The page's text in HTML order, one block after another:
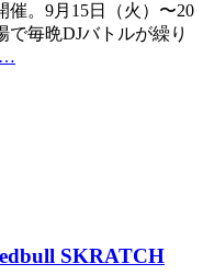
催。9月15日（火）〜20
で毎晩DJバトルが繰り
…
SKRATCH